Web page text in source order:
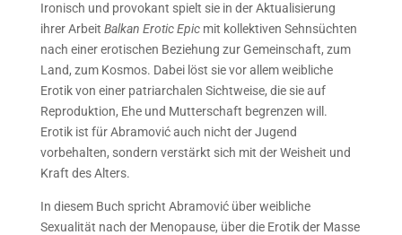
Ironisch und provokant spielt sie in der Aktualisierung
ihrer Arbeit Balkan Erotic Epicmit kollektiven Sehnsüchten
nach einer erotischen Beziehung zur Gemeinschaft, zum
Land, zum Kosmos. Dabei löst sie vor allem weibliche
Erotik von einer patriarchalen Sichtweise, die sie auf
Reproduktion, Ehe und Mutterschaft begrenzen will.
Erotik ist für Abramović auch nicht der Jugend
vorbehalten, sondern verstärkt sich mit der Weisheit und
Kraft des Alters.
In diesem Buch spricht Abramović über weibliche
Sexualität nach der Menopause, über die Erotik der Masse